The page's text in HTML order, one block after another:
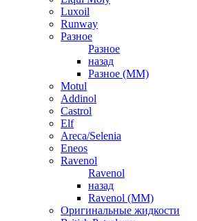
Luxoil
Runway
Разное
Разное
назад
Разное (ММ)
Motul
Addinol
Castrol
Elf
Areca/Selenia
Eneos
Ravenol
Ravenol
назад
Ravenol (ММ)
Оригинальные жидкости